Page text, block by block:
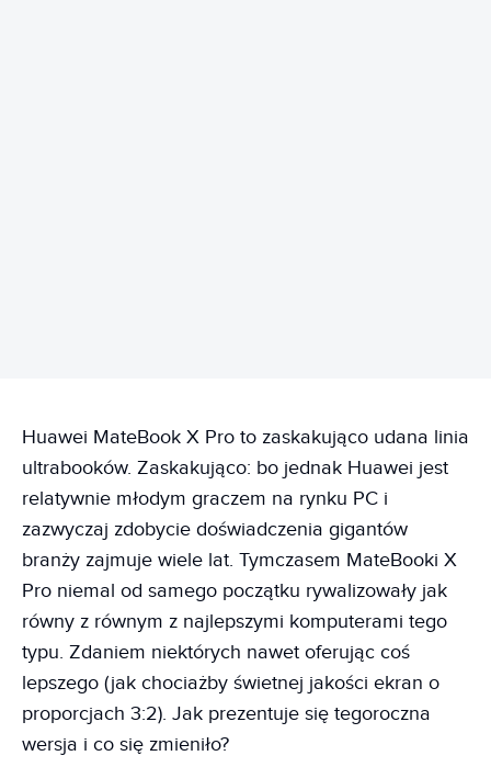
Huawei MateBook X Pro to zaskakująco udana linia
ultrabooków. Zaskakująco: bo jednak Huawei jest
relatywnie młodym graczem na rynku PC i
zazwyczaj zdobycie doświadczenia gigantów
branży zajmuje wiele lat. Tymczasem MateBooki X
Pro niemal od samego początku rywalizowały jak
równy z równym z najlepszymi komputerami tego
typu. Zdaniem niektórych nawet oferując coś
lepszego (jak chociażby świetnej jakości ekran o
proporcjach 3:2). Jak prezentuje się tegoroczna
wersja i co się zmieniło?